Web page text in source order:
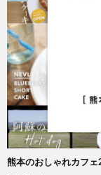
熊本のおしゃれカフ